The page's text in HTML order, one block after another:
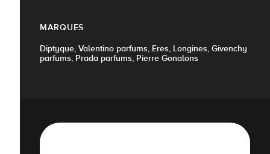
MARQUES
Diptyque, Valentino parfums, Eres, Longines, Givenchy
parfums, Prada parfums, Pierre Gonalons